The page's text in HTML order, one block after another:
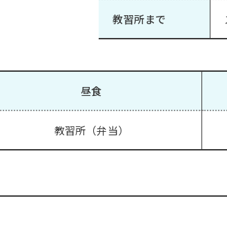
教習所まで
昼食
教習所（弁当）